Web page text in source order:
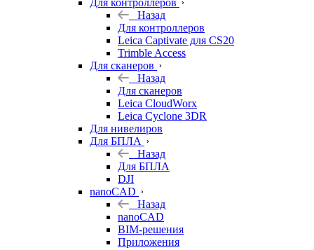
Для контроллеров
Назад
Для контроллеров
Leica Captivate для CS20
Trimble Access
Для сканеров
Назад
Для сканеров
Leica CloudWorx
Leica Cyclone 3DR
Для нивелиров
Для БПЛА
Назад
Для БПЛА
DJI
nanoCAD
Назад
nanoCAD
BIM-решения
Приложения